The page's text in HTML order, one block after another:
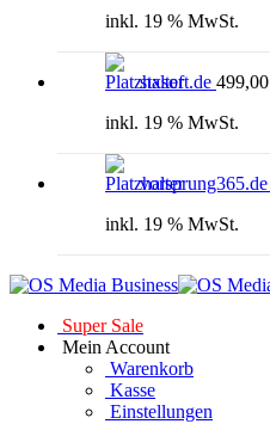
inkl. 19 % MwSt.
stxsoft.de 499,00
inkl. 19 % MwSt.
vorsprung365.de
inkl. 19 % MwSt.
Super Sale
Mein Account
Warenkorb
Kasse
Einstellungen